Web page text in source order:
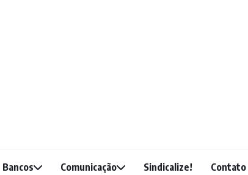
Bancos Comunicação Sindicalize! Contato